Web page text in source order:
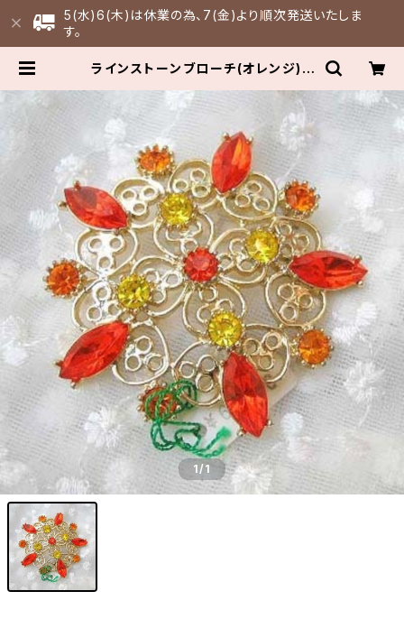
5(水)6(木)は休業の為、7(金)より順次発送いたしま
す。
ラインストーンブローチ(オレンジ) |
1/1